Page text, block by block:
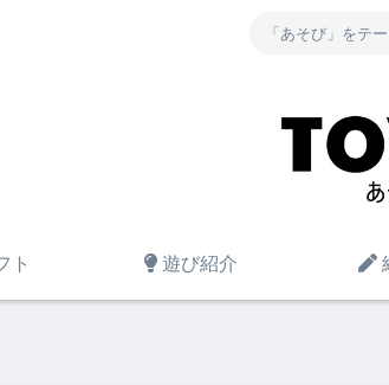
「あそび」をテ
ト 遊び紹介